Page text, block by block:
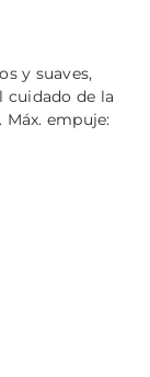
y suaves,
cuidado de la
empuje: